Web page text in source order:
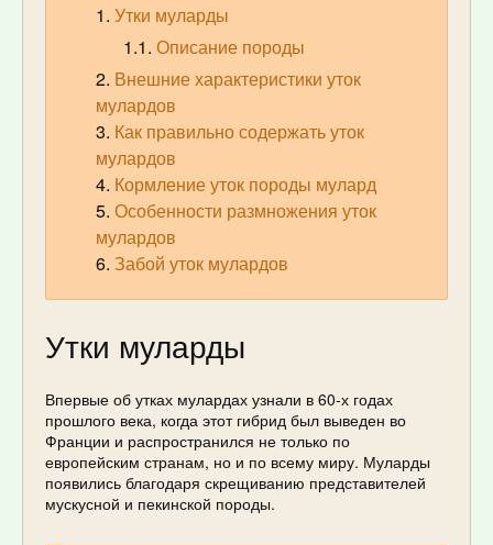
Утки муларды
Описание породы
Внешние характеристики уток
мулардов
Как правильно содержать уток
мулардов
Кормление уток породы мулард
Особенности размножения уток
мулардов
Забой уток мулардов
Утки муларды
Впервые об утках мулардах узнали в 60-х годах
прошлого века, когда этот гибрид был выведен во
Франции и распространился не только по
европейским странам, но и по всему миру. Муларды
появились благодаря скрещиванию представителей
мускусной и пекинской породы.